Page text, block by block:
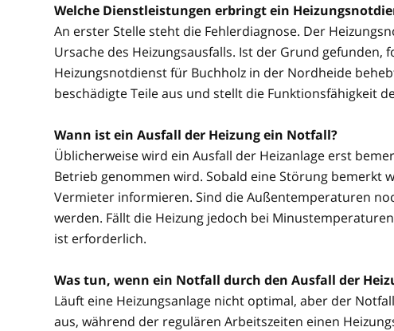
Welche Dienstleistungen erbringt ein
An erster Stelle steht die Fehlerdiagnose. Der
Ursache des Heizungsausfalls. Ist der Grund
Heizungsnotdienst für Buchholz in der Nordheide
beschädigte Teile aus und stellt die Funktionsfähigkeit
Wann ist ein Ausfall der Heizung ein Notfall?
Üblicherweise wird ein Ausfall der Heizanlage erst
Betrieb genommen wird. Sobald eine Störung bemerkt
Vermieter informieren. Sind die Außentemperaturen
werden. Fällt die Heizung jedoch bei
ist erforderlich.
Was tun, wenn ein Notfall durch den Ausfall der
Läuft eine Heizungsanlage nicht optimal, aber der
aus, während der regulären Arbeitszeiten einen